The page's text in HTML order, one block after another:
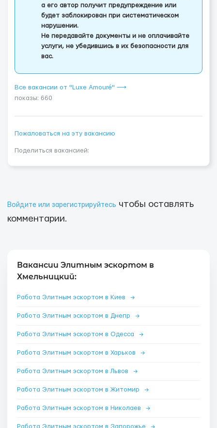
а его автор получит предупреждение или
будет заблокирован при систематическом
нарушении.
Не передавайте документы и не оплачивайте
услуги, не убедившись в их безопасности для
вас.
Все вакансии от "Luxe Amouré" ⟶
показы: 660
Пожаловаться на эту вакансию
Поделиться вакансией:
Войдите или зарегистрируйтесь чтобы оставлять
комментарии.
Вакансии Элитным эскортом в
Хмельницкий:
Работа Элитным эскортом в Киев →
Работа Элитным эскортом в Днепр →
Работа Элитным эскортом в Одесса →
Работа Элитным эскортом в Харьков →
Работа Элитным эскортом в Львов →
Работа Элитным эскортом в Житомир →
Работа Элитным эскортом в Николаев →
Работа Элитным эскортом в Запорожье →